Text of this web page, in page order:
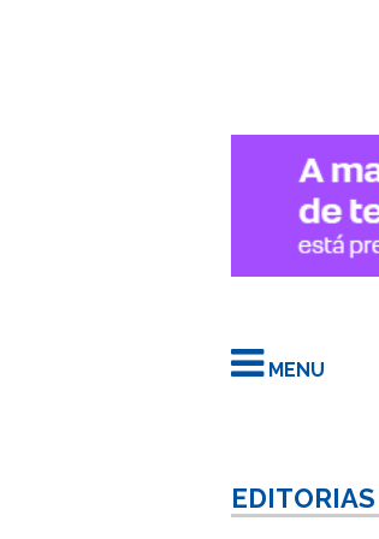
MENU
EDITORIAS